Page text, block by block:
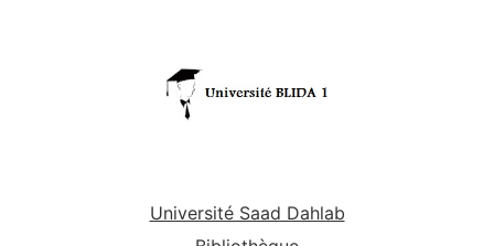
Université Saad Dahlab